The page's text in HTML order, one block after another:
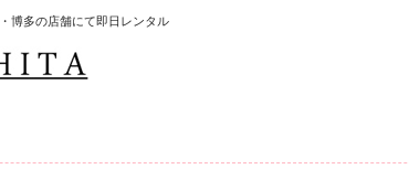
博多の店舗にて即日レンタル